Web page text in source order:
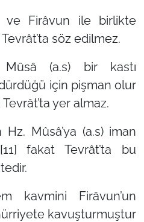
ve Firâvun ile birlikte
söz edilmez.
Mûsâ (a.s) bir kastı
öldürdüğü için pişman olur
yer almaz.
Hz. Mûsâ’ya (a.s) iman
fakat Tevrât’ta bu
kavmini Firâvun’un
kavuşturmuştur